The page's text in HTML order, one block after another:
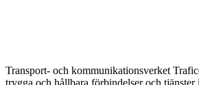
Transport- och kommunikationsverket
trygga och hållbara förbindelser och tjänster